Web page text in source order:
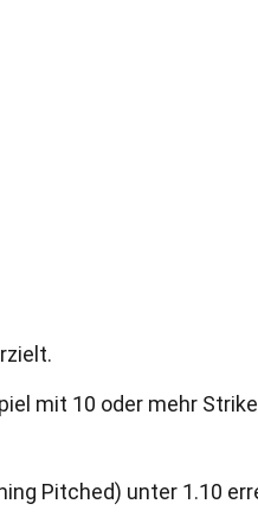
mit 10 oder mehr
Pitched) unter 1.10